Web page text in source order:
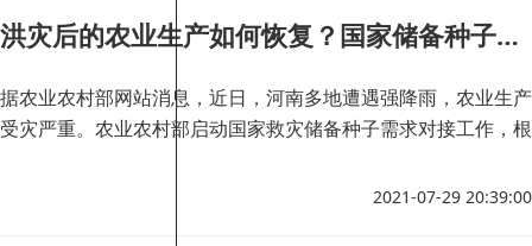
洪灾后的农业生产如何恢复？国家储备种子来救场！
据农业农村部网站消息，近日，河南多地遭遇强降雨，农业生产
受灾严重。农业农村部启动国家救灾储备种子需求对接工作，根
2021-07-29 20:39:00